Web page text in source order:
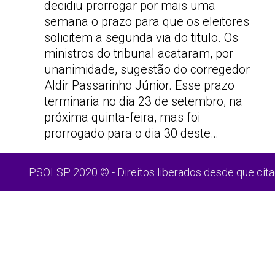
decidiu prorrogar por mais uma
semana o prazo para que os eleitores
solicitem a segunda via do titulo. Os
ministros do tribunal acataram, por
unanimidade, sugestão do corregedor
Aldir Passarinho Júnior. Esse prazo
terminaria no dia 23 de setembro, na
próxima quinta-feira, mas foi
prorrogado para o dia 30 deste…
PSOLSP 2020 © - Direitos liberados desde que